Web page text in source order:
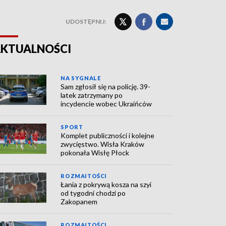
UDOSTĘPNIJ:
NA SYGNALE
Sam zgłosił się na policję. 39-
latek zatrzymany po
incydencie wobec Ukraińców
SPORT
Komplet publiczności i kolejne
zwycięstwo. Wisła Kraków
pokonała Wisłę Płock
ROZMAITOŚCI
Łania z pokrywą kosza na szyi
od tygodni chodzi po
Zakopanem